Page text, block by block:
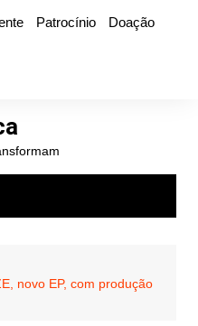
Patrocínio
Doação
novo EP, com produção